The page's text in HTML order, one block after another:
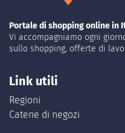
Portale di shopping online in
Vi accompagniamo ogni
sullo shopping, offerte di
Link utili
Regioni
Catene di negozi